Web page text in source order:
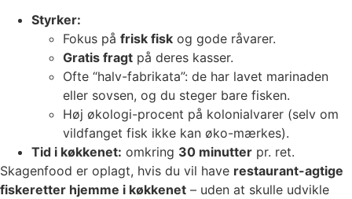
Styrker:
Fokus på frisk fisk og gode råvarer.
Gratis fragt på deres kasser.
Ofte “halv-fabrikata”: de har lavet marinaden
eller sovsen, og du steger bare fisken.
Høj økologi-procent på kolonialvarer (selv om
vildfanget fisk ikke kan øko-mærkes).
Tid i køkkenet: omkring 30 minutter pr. ret.
Skagenfood er oplagt, hvis du vil have restaurant-agtige
fiskeretter hjemme i køkkenet – uden at skulle udvikle